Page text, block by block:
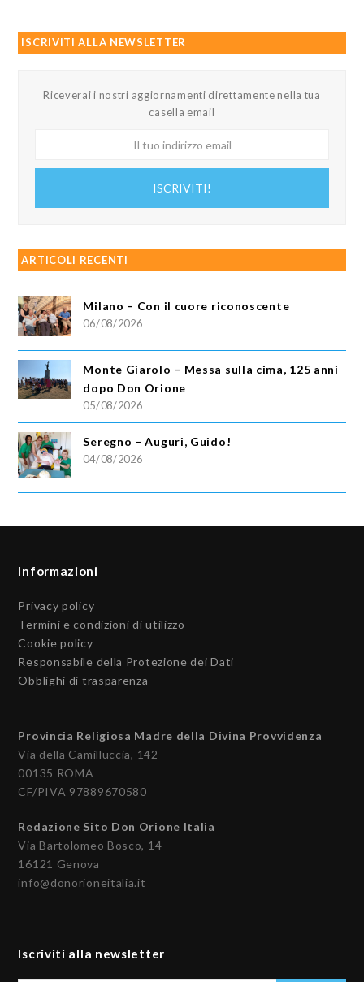
ISCRIVITI ALLA NEWSLETTER
Riceverai i nostri aggiornamenti direttamente nella tua
casella email
ISCRIVITI!
ARTICOLI RECENTI
Milano – Con il cuore riconoscente
06/08/2026
Monte Giarolo – Messa sulla cima, 125 anni
dopo Don Orione
05/08/2026
Seregno – Auguri, Guido!
04/08/2026
Informazioni
Privacy policy
Termini e condizioni di utilizzo
Cookie policy
Responsabile della Protezione dei Dati
Obblighi di trasparenza
Provincia Religiosa Madre della Divina Provvidenza
Via della Camilluccia, 142
00135 ROMA
CF/PIVA 97889670580
Redazione Sito Don Orione Italia
Via Bartolomeo Bosco, 14
16121 Genova
info@donorioneitalia.it
Iscriviti alla newsletter